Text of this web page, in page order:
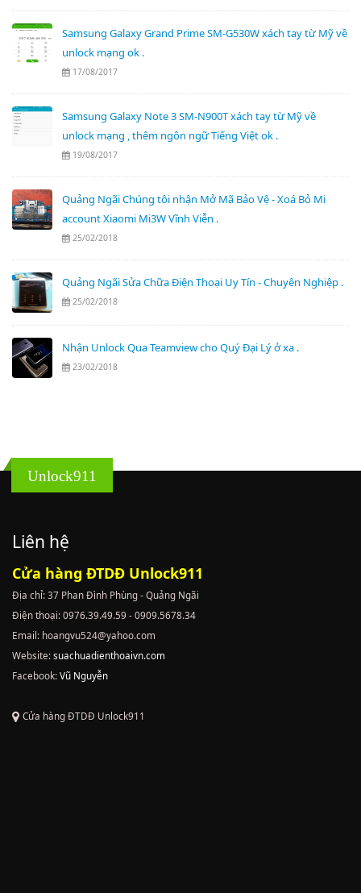
Samsung Galaxy Grand Prime SM-G530W xách tay từ Mỹ về
unlock mạng ok .
17/08/2017
Samsung Galaxy Note 3 SM-N900T xách tay từ Mỹ về
unlock mạng , thêm ngôn ngữ Tiếng Việt ok .
19/08/2017
Quảng Ngãi Chúng tôi nhận Mở Mã Bảo Vệ - Xoá Bỏ Mi
account Xiaomi Mi3W Vĩnh Viễn .
25/02/2018
Quảng Ngãi Sửa Chữa Điện Thoại Uy Tín - Chuyên Nghiệp .
25/02/2018
Nhận Unlock Qua Teamview cho Quý Đại Lý ở xa .
23/02/2018
Unlock911
Liên hệ
Cửa hàng ĐTDĐ Unlock911
Địa chỉ: 37 Phan Đình Phùng - Quảng Ngãi
Điện thoại: 0976.39.49.59 - 0909.5678.34
Email: hoangvu524@yahoo.com
Website:suachuadienthoaivn.com
Facebook:Vũ Nguyễn
Cửa hàng ĐTDĐ Unlock911